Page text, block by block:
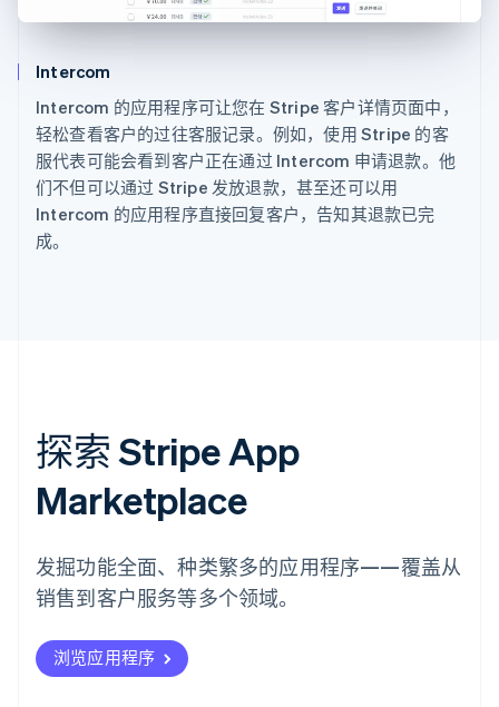
Intercom
Intercom 的应用程序可让您在 Stripe 客户详情页面中，
轻松查看客户的过往客服记录。例如，使用 Stripe 的客
服代表可能会看到客户正在通过 Intercom 申请退款。他
们不但可以通过 Stripe 发放退款，甚至还可以用
Intercom 的应用程序直接回复客户，告知其退款已完
成。
探索 Stripe App
Marketplace
发掘功能全面、种类繁多的应用程序——覆盖从
销售到客户服务等多个领域。
浏览应用程序